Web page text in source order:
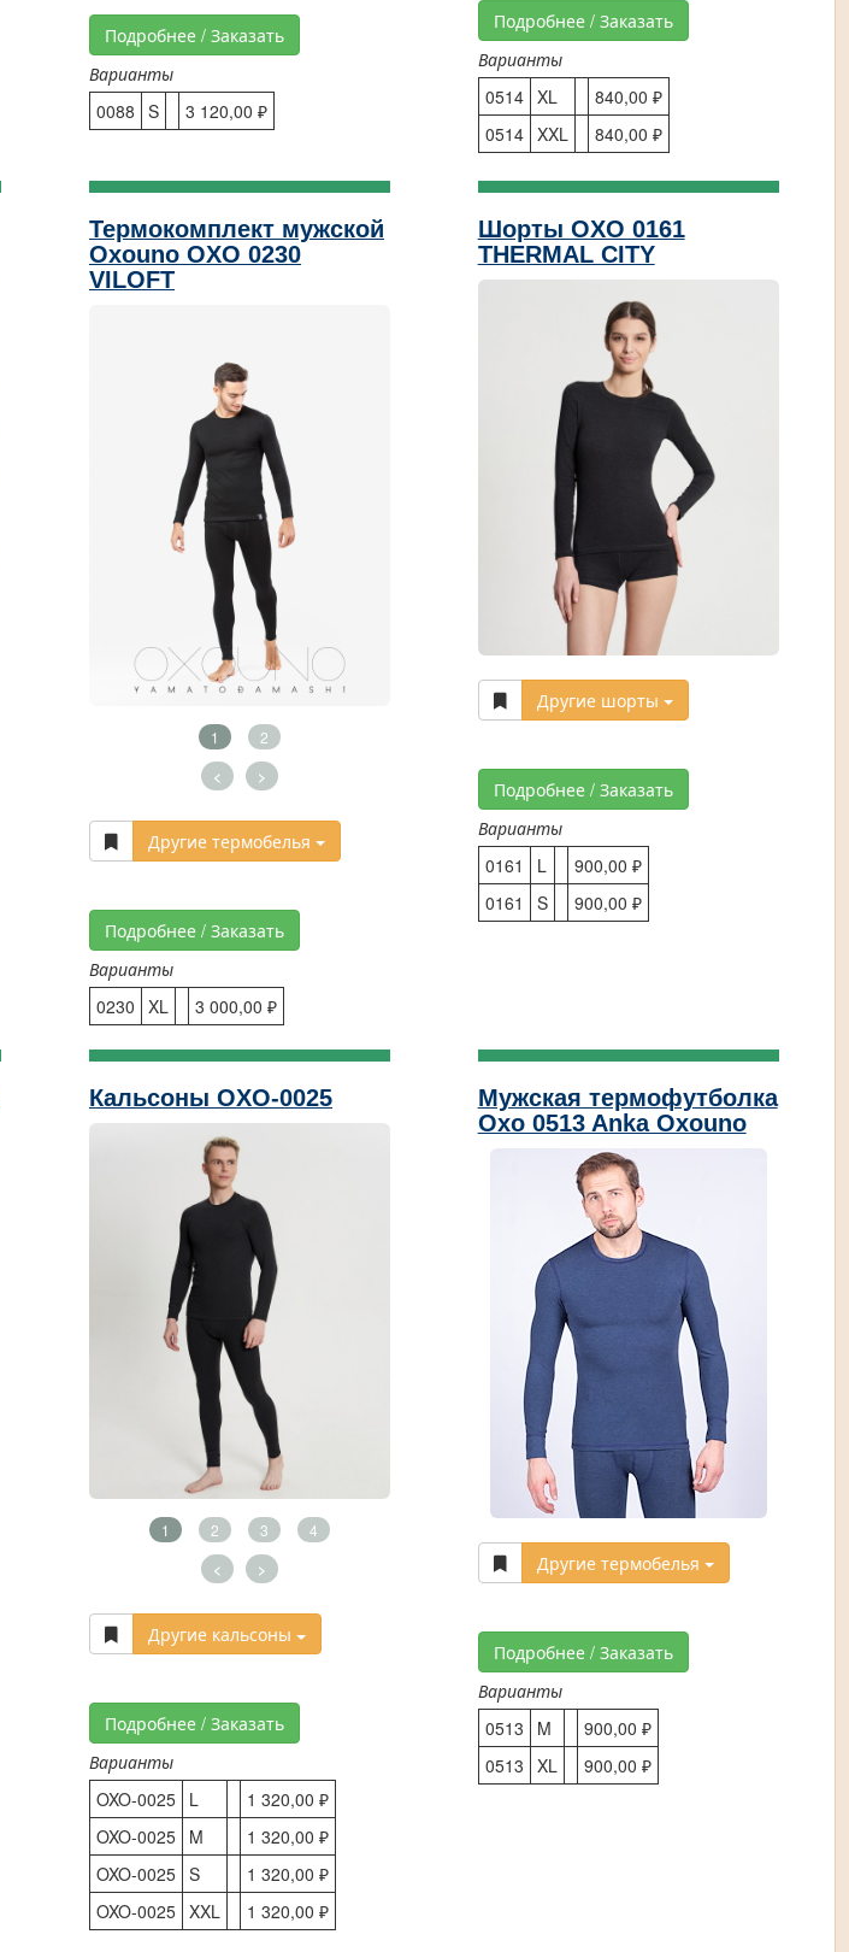
Подробнее / Заказать
Варианты
0088 S 3 120,00 ₽
Подробнее / Заказать
Варианты
0514 XL
840,00 ₽
0514 XXL 840,00 ₽
Термокомплект мужской
Oxouno OXO 0230
VILOFT
1 2
< >
Другие термобелья
Подробнее / Заказать
Варианты
0230 XL 3 000,00 ₽
Шорты OXO 0161
THERMAL CITY
Другие шорты
Подробнее / Заказать
Варианты
0161
L
900,00 ₽
0161
S 900,00 ₽
Кальсоны OXO-0025
1 2 3 4
< >
Другие кальсоны
Подробнее / Заказать
Варианты
OXO-0025
L
1 320,00 ₽
OXO-0025
M
1 320,00 ₽
OXO-0025 S
1 320,00 ₽
OXO-0025 XXL 1 320,00 ₽
Мужская термофутболка
Oxo 0513 Anka Oxouno
Другие термобелья
Подробнее / Заказать
Варианты
0513
M
900,00 ₽
0513 XL 900,00 ₽